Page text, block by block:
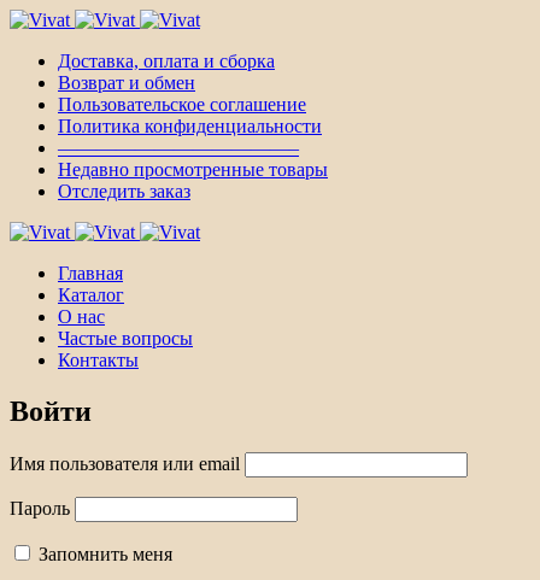
Доставка, оплата и сборка
Возврат и обмен
Пользовательское соглашение
Политика конфиденциальности
————————————–
Недавно просмотренные товары
Отследить заказ
Главная
Каталог
О нас
Частые вопросы
Контакты
Войти
Имя пользователя или email
Пароль
Запомнить меня